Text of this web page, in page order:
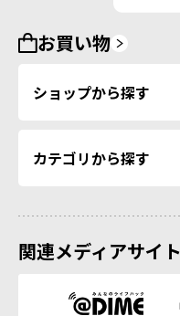
お買い物
ショップから探す
カテゴリから探す
関連メディアサイト